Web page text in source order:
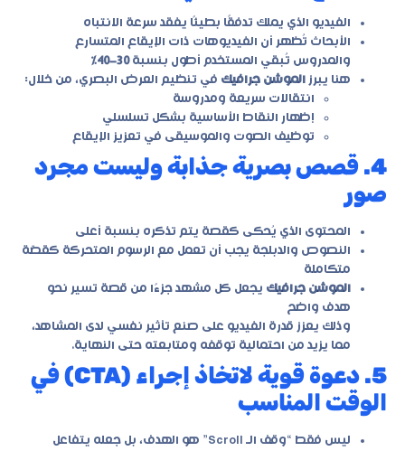
الفيديو الذي يملك تدفقًا بطيئًا يفقد سرعة الانتباه
الأبحاث تُظهر أن الفيديوهات ذات الإيقاع المتسارع
والمدروس تُبقي المستخدم أطول بنسبة30–40٪
هنا يبرز الموشن جرافيك في تنظيم العرض البصري، من خلال:
انتقالات سريعة ومدروسة
إظهار النقاط الأساسية بشكل تسلسلي
توظيف الصوت والموسيقى في تعزيز الإيقاع
4. قصص بصرية جذابة وليست مجرد
صور
المحتوى الذي يُحكى كقصة يتم تذكره بنسبة أعلى
النصوص والدبلجة يجب أن تعمل مع الرسوم المتحركة كقصّة
متكاملة
الموشن جرافيك يجعل كل مشهد جزءًا من قصة تسير نحو
هدف واضح
وذلك يعزز قدرة الفيديو على صنع تأثير نفسي لدى المشاهد،
مما يزيد من احتمالية توقفه ومتابعته حتى النهاية.
5. دعوة قوية لاتخاذ إجراء (CTA) في
الوقت المناسب
ليس فقط “وقف الـ Scroll” هو الهدف، بل جعله يتفاعل